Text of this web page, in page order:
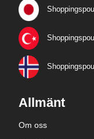
Allmänt
Om oss